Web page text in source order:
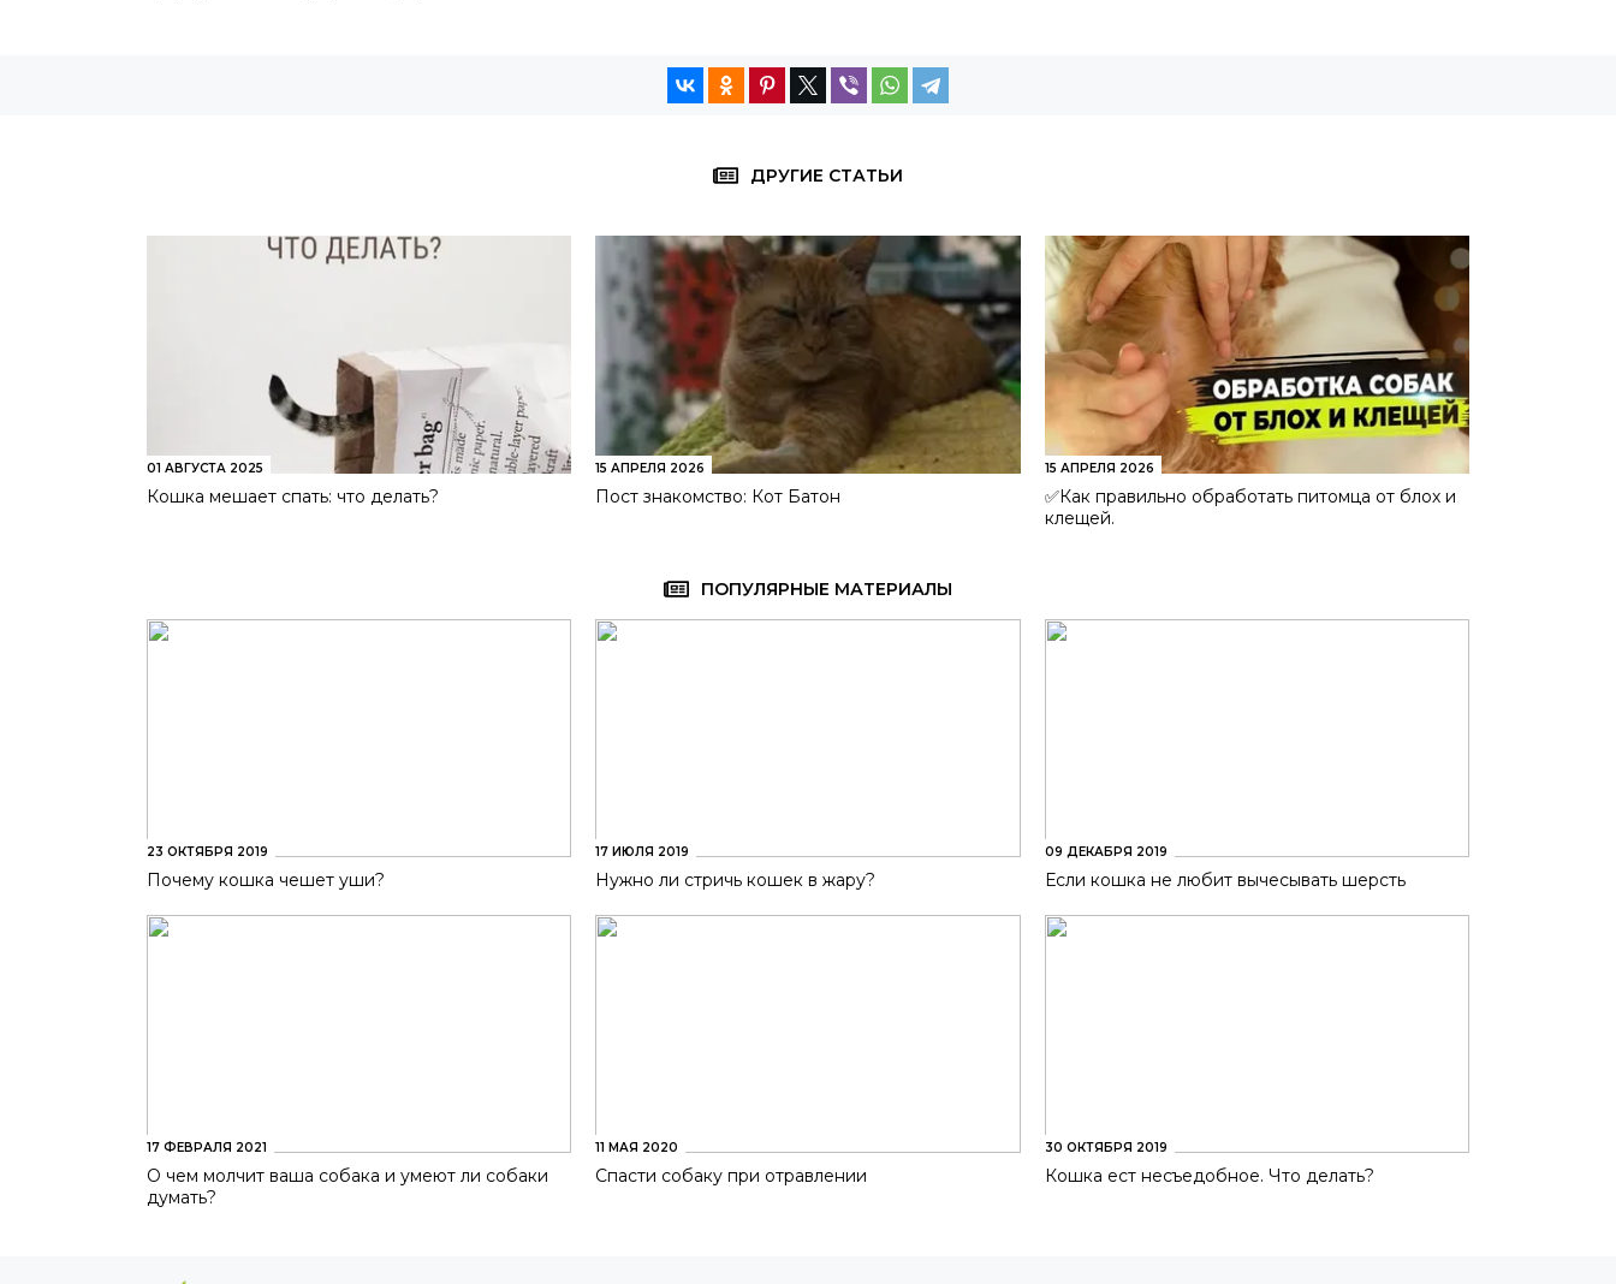
ДРУГИЕ СТАТЬИ
01 АВГУСТА 2025
Кошка мешает спать: что делать?
15 АПРЕЛЯ 2026
Пост знакомство: Кот Батон
15 АПРЕЛЯ 2026
✅Как правильно обработать питомца от блох и
клещей.
ПОПУЛЯРНЫЕ МАТЕРИАЛЫ
23 ОКТЯБРЯ 2019
Почему кошка чешет уши?
17 ИЮЛЯ 2019
Нужно ли стричь кошек в жару?
09 ДЕКАБРЯ 2019
Если кошка не любит вычесывать шерсть
17 ФЕВРАЛЯ 2021
О чем молчит ваша собака и умеют ли собаки
думать?
11 МАЯ 2020
Спасти собаку при отравлении
30 ОКТЯБРЯ 2019
Кошка ест несъедобное. Что делать?